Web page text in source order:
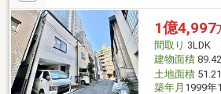
1億4,997
間取り 3LDK
建物面積
土地面積
築年月 1999年